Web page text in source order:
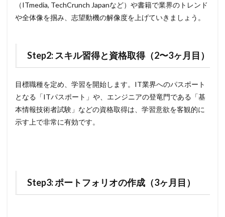
（ITmedia, TechCrunch Japanなど）や書籍で業界のトレンド
や全体像を掴み、志望動機の解像度を上げていきましょう。
Step2: スキル習得と資格取得（2〜3ヶ月目）
目標職種を定め、学習を開始します。IT業界へのパスポート
となる「ITパスポート」や、エンジニアの登竜門である「基
本情報技術者試験」などの資格取得は、学習意欲を客観的に
示す上で非常に有効です。
Step3: ポートフォリオの作成（3ヶ月目）